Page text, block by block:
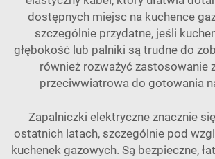
dostępnych miejsc na kuchence
szczególnie przydatne, jeśli
głębokość lub palniki są trudne do
również rozważyć zastosowanie
przeciwwiatrowa do gotowania
Zapalniczki elektryczne znacznie
ostatnich latach, szczególnie pod
kuchenek gazowych. Są bezpieczne,